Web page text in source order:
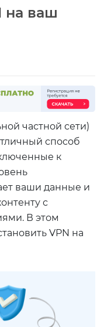
на ваш
частной сети)
способ
к
ваши данные и
с
В этом
VPN на